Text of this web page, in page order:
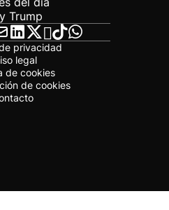
Trump
privacidad
legal
de cookies
de cookies